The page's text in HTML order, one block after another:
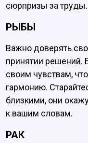
сюрпризы за труды.
РЫБЫ
Важно доверять
принятии решений.
своим чувствам,
гармонию.
близкими, они
к вашим словам.
РАК